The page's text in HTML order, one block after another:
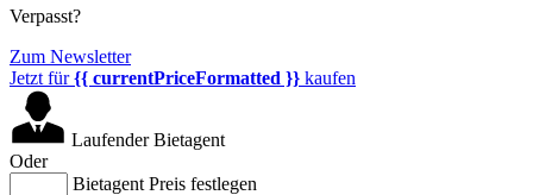
Verpasst?
Zum Newsletter
Jetzt für{{ currentPriceFormatted }} kaufen
Laufender Bietagent
Oder
Bietagent Preis festlegen